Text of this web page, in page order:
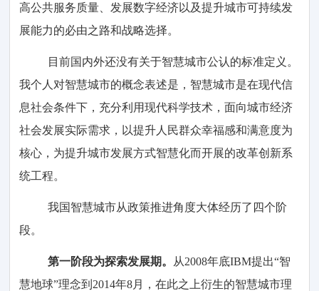
高公共服务质量、发展数字经济以及提升城市可持续发
展能力的必由之路和战略选择。
目前国内外还没有关于智慧城市公认的标准定义。
我个人对智慧城市的概念表述是，智慧城市是在现代信
息社会条件下，充分利用现代科学技术，面向城市经济
社会发展实际需求，以提升人民群众幸福感和满意度为
核心，为提升城市发展方式智慧化而开展的改革创新系
统工程。
我国智慧城市从政策推进角度大体经历了四个阶
段。
第一阶段为探索发展期。
从2008年底IBM提出“智
慧地球”理念到2014年8月，在此之上衍生的智慧城市理